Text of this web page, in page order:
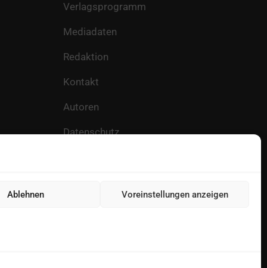
Ablehnen Voreinstellungen anzeigen
Verlagsprogramm
Mediadaten
Redaktion
Kontakt
Autoren
Datenschutz